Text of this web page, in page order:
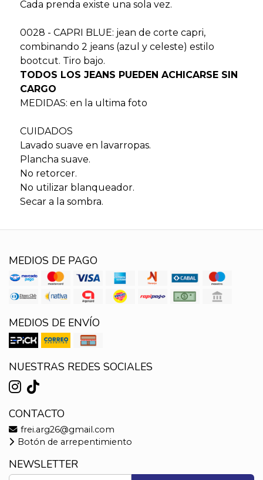
Cada prenda existe una sola vez.
0028 - CAPRI BLUE: jean de corte capri,
combinando 2 jeans (azul y celeste) estilo
bootcut. Tiro bajo.
TODOS LOS JEANS PUEDEN ACHICARSE SIN
CARGO
MEDIDAS: en la ultima foto
CUIDADOS
Lavado suave en lavarropas.
Plancha suave.
No retorcer.
No utilizar blanqueador.
Secar a la sombra.
MEDIOS DE PAGO
MEDIOS DE ENVÍO
NUESTRAS REDES SOCIALES
CONTACTO
frei.arg26@gmail.com
Botón de arrepentimiento
NEWSLETTER